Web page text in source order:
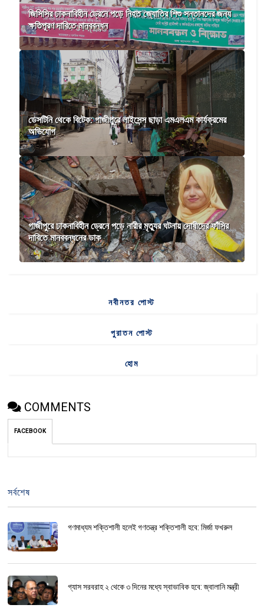
জিসিসির ঢাকনাবিহীন ড্রেনে পড়ে নিহত জ্যোতির শিশু সন্তানদের জন্য
ক্ষতিপূরণ দাবিতে মানববন্ধন
ডেসটিনি থেকে বিটেক: গাজীপুরে লাইসেন্স ছাড়া এমএলএম কার্যক্রমের
অভিযোগ
গাজীপুরে ঢাকনাবিহীন ড্রেনে পড়ে নারীর মৃত্যুর ঘটনায় দোষীদের ফাঁসির
দাবিতে মানববন্ধনের ডাক
নবীনতর পোস্ট
পুরাতন পোস্ট
হোম
COMMENTS
FACEBOOK
সর্বশেষ
গণমাধ্যম শক্তিশালী হলেই গণতন্ত্র শক্তিশালী হবে: মির্জা ফখরুল
গ্যাস সরবরাহ ২ থেকে ৩ দিনের মধ্যে স্বাভাবিক হবে: জ্বালানি মন্ত্রী